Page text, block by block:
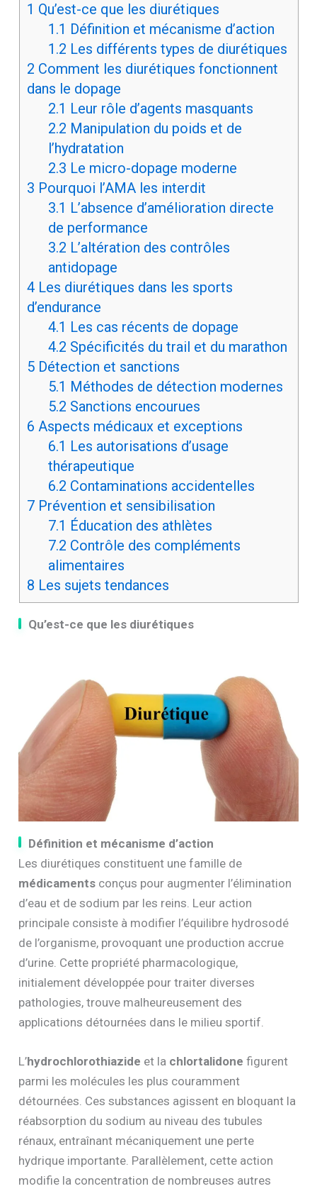
1 Qu’est-ce que les diurétiques
1.1 Définition et mécanisme d’action
1.2 Les différents types de diurétiques
2 Comment les diurétiques fonctionnent
dans le dopage
2.1 Leur rôle d’agents masquants
2.2 Manipulation du poids et de
l’hydratation
2.3 Le micro-dopage moderne
3 Pourquoi l’AMA les interdit
3.1 L’absence d’amélioration directe
de performance
3.2 L’altération des contrôles
antidopage
4Les diurétiques dans les sports
d’endurance
4.1 Les cas récents de dopage
4.2 Spécificités du trail et du marathon
5Détection et sanctions
5.1 Méthodes de détection modernes
5.2 Sanctions encourues
6 Aspects médicaux et exceptions
6.1 Les autorisations d’usage
thérapeutique
6.2 Contaminations accidentelles
7Prévention et sensibilisation
7.1 Éducation des athlètes
7.2 Contrôle des compléments
alimentaires
8 Les sujets tendances
Qu’est-ce que les diurétiques
Définition et mécanisme d’action
Les diurétiques constituent une famille de
médicaments conçus pour augmenter l’élimination
d’eau et de sodium par les reins. Leur action
principale consiste à modifier l’équilibre hydrosodé
de l’organisme, provoquant une production accrue
d’urine. Cette propriété pharmacologique,
initialement développée pour traiter diverses
pathologies, trouve malheureusement des
applications détournées dans le milieu sportif.
L’hydrochlorothiazide et la chlortalidone figurent
parmi les molécules les plus couramment
détournées. Ces substances agissent en bloquant la
réabsorption du sodium au niveau des tubules
rénaux, entraînant mécaniquement une perte
hydrique importante. Parallèlement, cette action
modifie la concentration de nombreuses autres